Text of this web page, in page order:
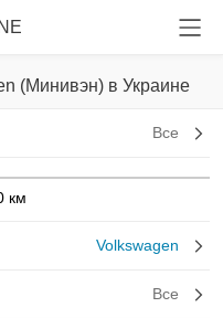
(Минивэн) в Украине
Все
км
Volkswagen
Все